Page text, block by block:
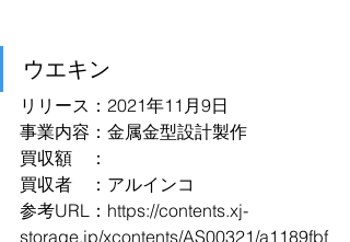
ウエキン
リリース：2021年11月9日
事業内容：金属金型設計製作
買収額　：
買収者　：アルインコ
参考URL： https://contents.xj-
storage.jp/xcontents/AS00321/a1189fbf